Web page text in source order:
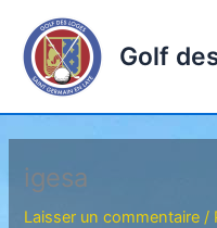
contenu
Golf
igesa
Laisser un commentaire /